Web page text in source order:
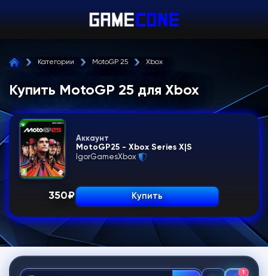
Категории MotoGP 25 Xbox
Купить MotoGP 25 для Xbox
Аккаунт
MotoGP25 - Xbox Series X|S
IgorGamesXbox
350₽ Купить
1